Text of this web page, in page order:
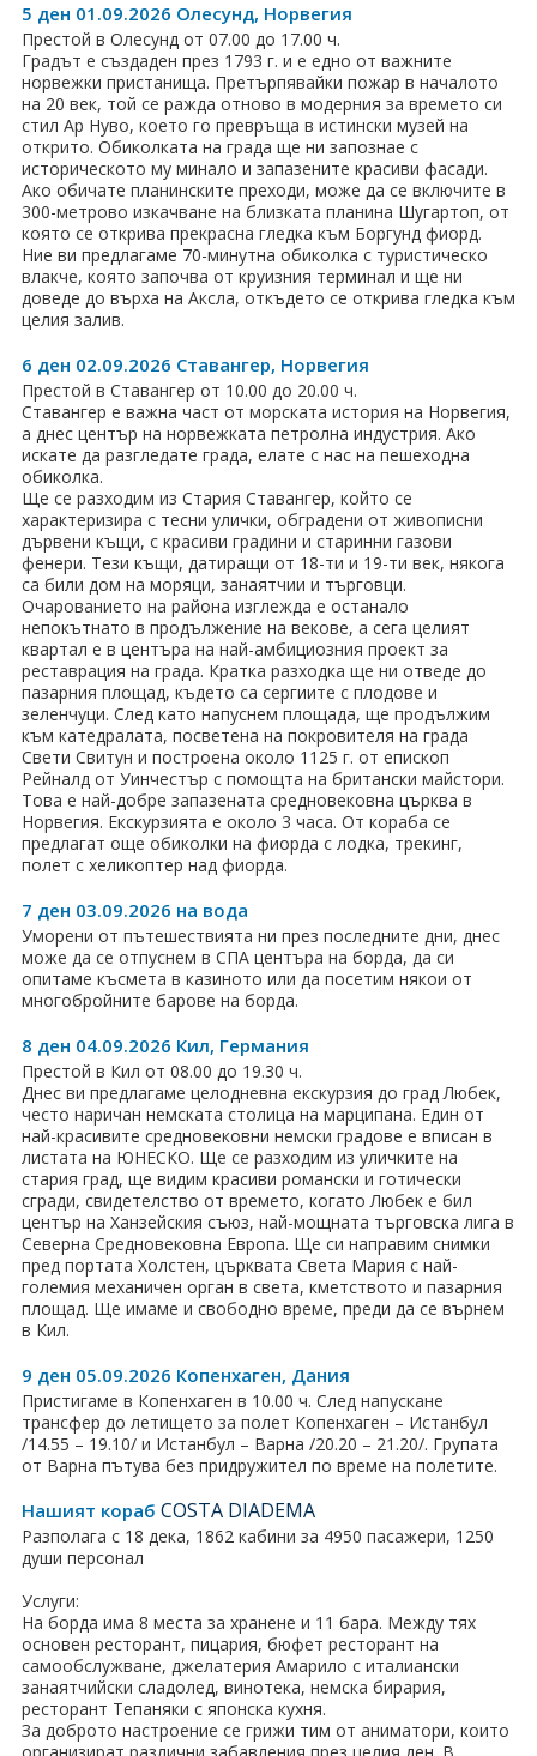
5 ден 01.09.2026 Олесунд, Норвегия
Престой в Олесунд от 07.00 до 17.00 ч.
Градът е създаден през 1793 г. и е едно от важните
норвежки пристанища. Претърпявайки пожар в началото
на 20 век, той се ражда отново в модерния за времето си
стил Ар Нуво, което го превръща в истински музей на
открито. Обиколката на града ще ни запознае с
историческото му минало и запазените красиви фасади.
Ако обичате планинските преходи, може да се включите в
300-метрово изкачване на близката планина Шугартоп, от
която се открива прекрасна гледка към Боргунд фиорд.
Ние ви предлагаме 70-минутна обиколка с туристическо
влакче, която започва от круизния терминал и ще ни
доведе до върха на Аксла, откъдето се открива гледка към
целия залив.
6 ден 02.09.2026 Ставангер, Норвегия
Престой в Ставангер от 10.00 до 20.00 ч.
Ставангер е важна част от морската история на Норвегия,
а днес център на норвежката петролна индустрия. Ако
искате да разгледате града, елате с нас на пешеходна
обиколка.
Ще се разходим из Стария Ставангер, който се
характеризира с тесни улички, обградени от живописни
дървени къщи, с красиви градини и старинни газови
фенери. Тези къщи, датиращи от 18-ти и 19-ти век, някога
са били дом на моряци, занаятчии и търговци.
Очарованието на района изглежда е останало
непокътнато в продължение на векове, а сега целият
квартал е в центъра на най-амбициозния проект за
реставрация на града. Кратка разходка ще ни отведе до
пазарния площад, където са сергиите с плодове и
зеленчуци. След като напуснем площада, ще продължим
към катедралата, посветена на покровителя на града
Свети Свитун и построена около 1125 г. от епископ
Рейналд от Уинчестър с помощта на британски майстори.
Това е най-добре запазената средновековна църква в
Норвегия. Екскурзията е около 3 часа. От кораба се
предлагат още обиколки на фиорда с лодка, трекинг,
полет с хеликоптер над фиорда.
7 ден 03.09.2026 на вода
Уморени от пътешествията ни през последните дни, днес
може да се отпуснем в СПА центъра на борда, да си
опитаме късмета в казиното или да посетим някои от
многобройните барове на борда.
8 ден 04.09.2026 Кил, Германия
Престой в Кил от 08.00 до 19.30 ч.
Днес ви предлагаме целодневна екскурзия до град Любек,
често наричан немската столица на марципана. Един от
най-красивите средновековни немски градове е вписан в
листата на ЮНЕСКО. Ще се разходим из уличките на
стария град, ще видим красиви романски и готически
сгради, свидетелство от времето, когато Любек е бил
център на Ханзейския съюз, най-мощната търговска лига в
Северна Средновековна Европа. Ще си направим снимки
пред портата Холстен, църквата Света Мария с най-
големия механичен орган в света, кметството и пазарния
площад. Ще имаме и свободно време, преди да се върнем
в Кил.
9 ден 05.09.2026 Копенхаген, Дания
Пристигаме в Копенхаген в 10.00 ч. След напускане
трансфер до летището за полет Копенхаген – Истанбул
/14.55 – 19.10/ и Истанбул – Варна /20.20 – 21.20/. Групата
от Варна пътува без придружител по време на полетите.
Нашият кораб COSTA DIADEMA
Разполага с 18 дека, 1862 кабини за 4950 пасажери, 1250
души персонал
Услуги:
На борда има 8 места за хранене и 11 бара. Между тях
основен ресторант, пицария, бюфет ресторант на
самообслужване, джелатерия Амарило с италиански
занаятчийски сладолед, винотека, немска бирария,
ресторант Тепаняки с японска кухня.
За доброто настроение се грижи тим от аниматори, които